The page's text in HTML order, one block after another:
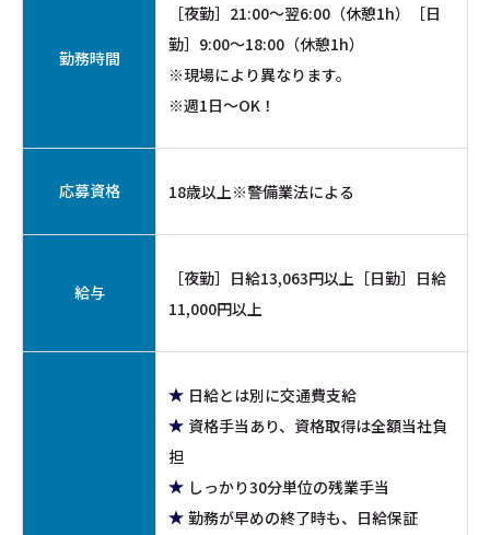
勤務時間
［夜勤］21:00～翌6:00（休憩1h）［日
勤］9:00～18:00（休憩1h）
※現場により異なります。
※週1日～OK！
応募資格 18歳以上※警備業法による
給与
［夜勤］日給13,063円以上［日勤］日給
11,000円以上
日給とは別に交通費支給
資格手当あり、資格取得は全額当社負
担
しっかり30分単位の残業手当
勤務が早めの終了時も、日給保証